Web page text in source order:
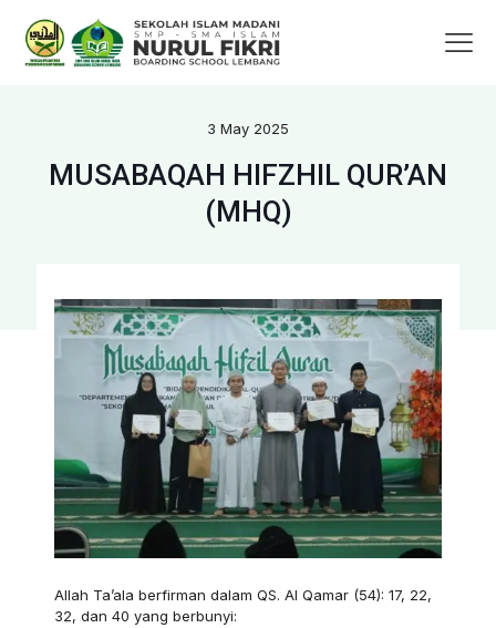
3 May 2025
MUSABAQAH HIFZHIL QUR’AN
(MHQ)
Allah Ta’ala berfirman dalam QS. Al Qamar (54): 17, 22,
32, dan 40 yang berbunyi: